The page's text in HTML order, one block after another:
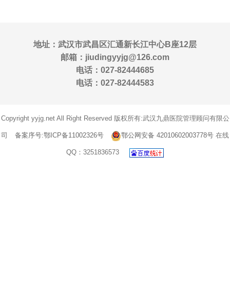
地址：武汉市武昌区汇通新长江中心B座12层
邮箱：jiudingyyjg@126.com
电话：027-82444685
电话：027-82444583
Copyright yyjg.net All Right Reserved 版权所有:武汉九鼎医院管理顾问有限公
司 备案序号:鄂ICP备11002326号 鄂公网安备 42010602003778号 在线
QQ：3251836573